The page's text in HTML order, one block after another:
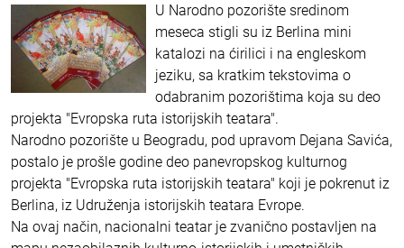
U Narodno pozorište sredinom
meseca stigli su iz Berlina mini
katalozi na ćirilici i na engleskom
jeziku, sa kratkim tekstovima o
odabranim pozorištima koja su deo
projekta "Evropska ruta istorijskih teatara".
Narodno pozorište u Beogradu, pod upravom Dejana Savića,
postalo je prošle godine deo panevropskog kulturnog
projekta "Evropska ruta istorijskih teatara" koji je pokrenut iz
Berlina, iz Udruženja istorijskih teatara Evrope.
Na ovaj način, nacionalni teatar je zvanično postavljen na